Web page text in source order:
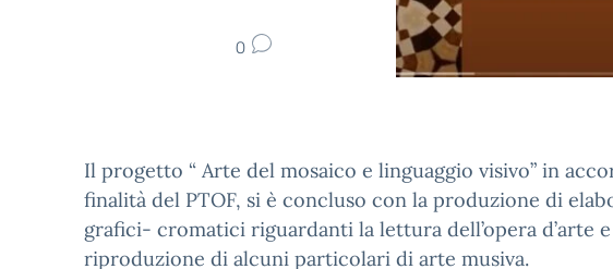
0
Il progetto “ Arte del mosaico e linguaggio visivo” in
finalità del PTOF, si è concluso con la produzione di
grafici- cromatici riguardanti la lettura dell’opera d’arte
riproduzione di alcuni particolari di arte musiva.